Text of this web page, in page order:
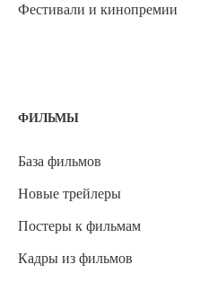
Фестивали и кинопремии
ФИЛЬМЫ
База фильмов
Новые трейлеры
Постеры к фильмам
Кадры из фильмов